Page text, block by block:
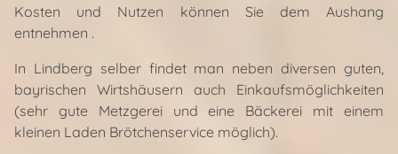
Kosten und Nutzen können Sie dem Aushang
entnehmen .
In Lindberg selber findet man neben diversen guten,
bayrischen Wirtshäusern auch Einkaufsmöglichkeiten
(sehr gute Metzgerei und eine Bäckerei mit einem
kleinen Laden Brötchenservice möglich).